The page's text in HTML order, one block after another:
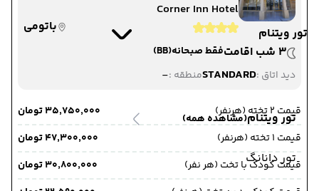
تور ویتنام
تور ویتنام(مشاهده همه)
تور دانانگ
Corner Inn Hotel
باتومی
3 شب اقامت
فقط صبحانه(BB)
دید اتاق :STANDARDمنطقه :-
قیمت 2 تخته (هرنفر)
۳۵٬۷۵۰٬۰۰۰ تومان
قیمت 1 تخته (هرنفر)
۴۷٬۳۰۰٬۰۰۰ تومان
قیمت کودک با تخت (هر نفر)
۳۰٬۸۰۰٬۰۰۰ تومان